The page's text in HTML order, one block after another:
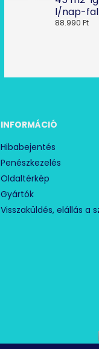
l/nap-
88.990 Ft
INFORMÁCIÓ
Hibabejentés
Penészkezelés
Oldaltérkép
Gyártók
Visszaküldés, elállás a